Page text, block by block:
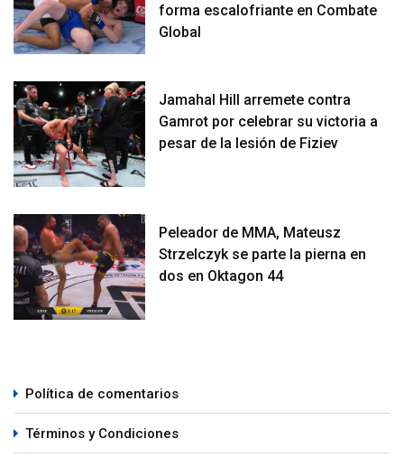
forma escalofriante en Combate
Global
Jamahal Hill arremete contra
Gamrot por celebrar su victoria a
pesar de la lesión de Fiziev
Peleador de MMA, Mateusz
Strzelczyk se parte la pierna en
dos en Oktagon 44
Política de comentarios
Términos y Condiciones